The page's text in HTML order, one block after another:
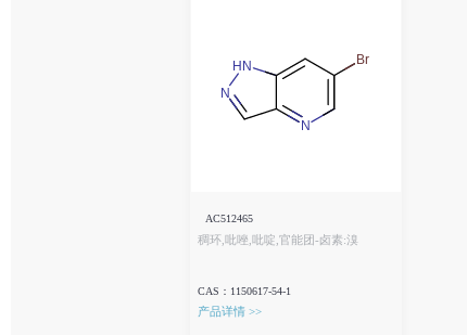
AC512465
稠环,吡唑,吡啶,官能团-卤素:溴
CAS：1150617-54-1
产品详情 >>